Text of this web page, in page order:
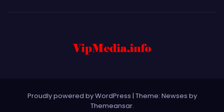
Proudly powered by WordPress | Theme: Newses by
Themeansar.